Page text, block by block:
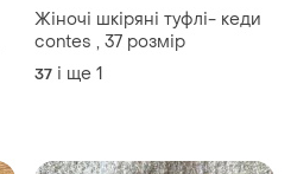
Жіночі шкіряні туфлі- кеди
contes , 37 розмір
37 і ще 1